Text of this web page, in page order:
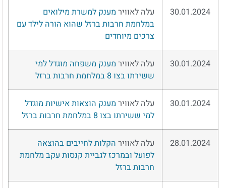
30.01.2024 עלה לאוויר מענק למשרת מילואים
במלחמת חרבות ברזל שהוא הורה לילד עם
צרכים מיוחדים
30.01.2024 עלה לאוויר מענק משפחה מוגדל למי
ששירתו בצו 8 במלחמת חרבות ברזל
30.01.2024 עלה לאוויר מענק הוצאות אישיות מוגדל
למי ששירתו בצו 8 במלחמת חרבות ברזל
28.01.2024 עלה לאוויר הקלות לחייבים בהוצאה
לפועל ובמרכז לגביית קנסות עקב מלחמת
חרבות ברזל